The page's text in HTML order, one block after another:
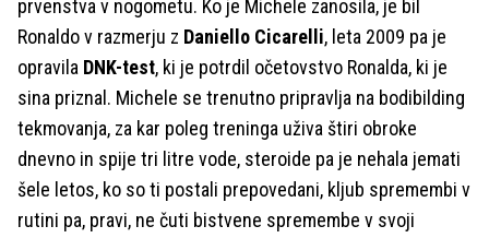
prvenstva v nogometu. Ko je Michele zanosila, je bil
Ronaldo v razmerju z Daniello Cicarelli, leta 2009 pa je
opravila DNK-test, ki je potrdil očetovstvo Ronalda, ki je
sina priznal. Michele se trenutno pripravlja na bodibilding
tekmovanja, za kar poleg treninga uživa štiri obroke
dnevno in spije tri litre vode, steroide pa je nehala jemati
šele letos, ko so ti postali prepovedani, kljub spremembi v
rutini pa, pravi, ne čuti bistvene spremembe v svoji